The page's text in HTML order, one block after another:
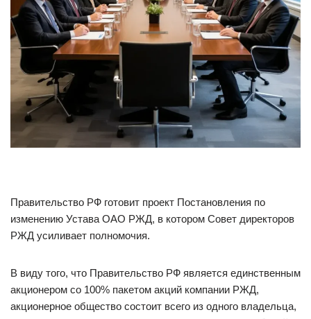
Правительство РФ готовит проект Постановления по
изменению Устава ОАО РЖД, в котором Совет директоров
РЖД усиливает полномочия.
В виду того, что Правительство РФ является единственным
акционером со 100% пакетом акций компании РЖД,
акционерное общество состоит всего из одного владельца,